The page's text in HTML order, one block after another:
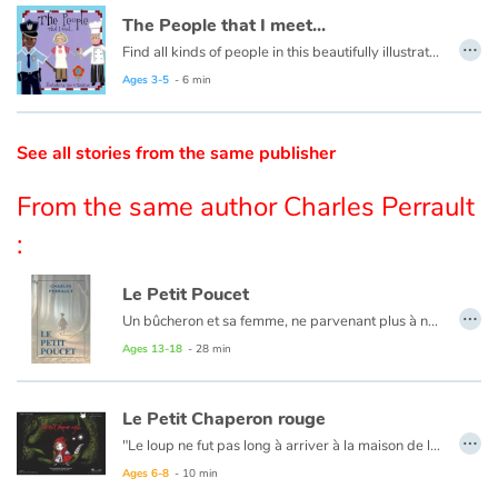
Catalogue anglais
Contraste +
Help
Home
Family
Schools
Libraries
Videos & Tutorials
The People that I meet...
Find all kinds of people in this beautifully illustrated First Words book by artist Lisa M Gardiner, perfect for your youngest reader discovering the joy of books.
Ages 3-5 - 6 min
…
See all stories from the same publisher
From the same author Charles Perrault
:
Le Petit Poucet
Un bûcheron et sa femme, ne parvenant plus à nourrir leurs sept garçons, se résignent à aller les perdre en forêt. C'est sans compter sur la ruse du benjamin, Petit Poucet, qui les aidera à retrouver leur chemin et à se sauver de l'Ogre !
Ages 13-18 - 28 min
…
Le Petit Chaperon rouge
"Le loup ne fut pas long à arriver à la maison de la mère-grand, il heurte : Toc, toc." Cliquez sur ce livre pour tirer la chevillette et (re)découvrir ce Petit Chaperon rouge à l'univers fantastique mais aussi onirique.
Ages 6-8 - 10 min
…